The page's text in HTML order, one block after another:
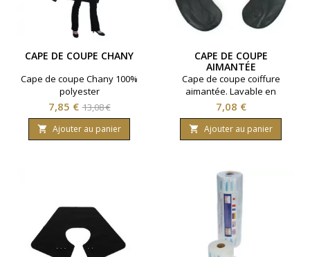
CAPE DE COUPE CHANY
Cape de coupe Chany 100%
polyester
Prix
7,85 € Prix
de
base
13,08 €
 Ajouter au panier
CAPE DE COUPE
AIMANTÉE
Cape de coupe coiffure
aimantée. Lavable en
machine. Coloris noir.
Prix
7,08 €
 Ajouter au panier